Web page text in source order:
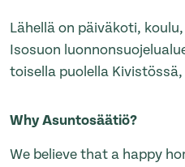
Lähellä on päiväkoti,
Isosuon
toisella puolella
Why Asuntosäätiö?
We believe that a happy